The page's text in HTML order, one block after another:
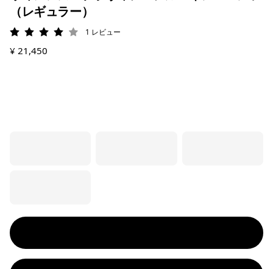
（レギュラー）
評価: 4 / 5 1 レビュー
¥ 21,450